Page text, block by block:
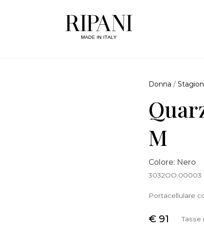
Donna /
M
Colore: Nero
3032OO.00003
Portacellulare
€ 91 Tasse